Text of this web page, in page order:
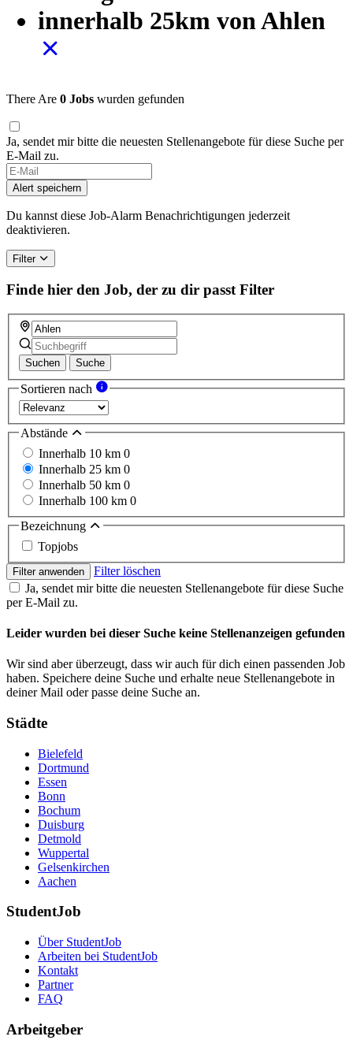
innerhalb 25km von Ahlen
There Are 0 Jobs wurden gefunden
Ja, sendet mir bitte die neuesten Stellenangebote für diese Suche per
E-Mail zu.
Alert speichern
Du kannst diese Job-Alarm Benachrichtigungen jederzeit
deaktivieren.
Filter
Finde hier den Job, der zu dir passt Filter
Suchen Suche
Sortieren nach
Abstände
Innerhalb 10 km 0
Innerhalb 25 km 0
Innerhalb 50 km 0
Innerhalb 100 km 0
Bezeichnung
Topjobs
Filter anwenden
Filter löschen
Ja, sendet mir bitte die neuesten Stellenangebote für diese Suche
per E-Mail zu.
Leider wurden bei dieser Suche keine Stellenanzeigen gefunden
Wir sind aber überzeugt, dass wir auch für dich einen passenden Job
haben. Speichere deine Suche und erhalte neue Stellenangebote in
deiner Mail oder passe deine Suche an.
Städte
Bielefeld
Dortmund
Essen
Bonn
Bochum
Duisburg
Detmold
Wuppertal
Gelsenkirchen
Aachen
StudentJob
Über StudentJob
Arbeiten bei StudentJob
Kontakt
Partner
FAQ
Arbeitgeber